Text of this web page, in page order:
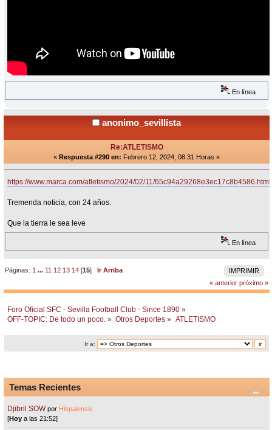
En línea
anonimo_sevillista
Re:ATLETISMO
« Respuesta #290 en: Febrero 12, 2024, 08:31 Horas »
https://www.marca.com/atletismo/2024/02/11/65c94a29268e3ec17c8b4586.html
Tremenda noticia, con 24 años.
Que la tierra le sea leve
En línea
IMPRIMIR
Páginas: 1 ... 11 12 13 14 [15]Ir Arriba
« anterior próximo »
Foro Oficial SFC - Sevilla Football Club - Since 1890 »
OFF-TOPIC: De todo un poco. » Otros Deportes » ATLETISMO
Ir a:
Temas Recientes
Djibril SOW por Hispalensis
[Hoy a las 21:52]